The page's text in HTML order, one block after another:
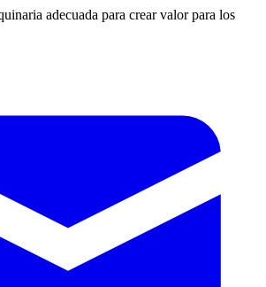
adecuada para crear valor para los